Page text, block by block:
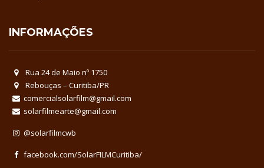
INFORMAÇÕES
Rua 24 de Maio nº 1750
Rebouças – Curitiba/PR
comercialsolarfilm@gmail.com
solarfilmearte@gmail.com
@solarfilmcwb
facebook.com/SolarFILMCuritiba/